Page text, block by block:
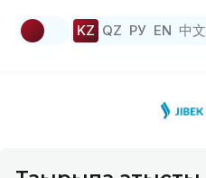
KZ QZ РУ EN 中文